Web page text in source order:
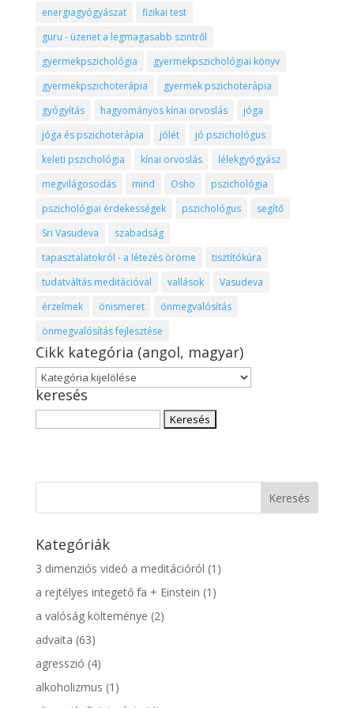
energiagyógyászat
fizikai test
guru - üzenet a legmagasabb szintről
gyermekpszichológia
gyermekpszichológiai könyv
gyermekpszichoterápia
gyermek pszichoterápia
gyógyítás
hagyományos kínai orvoslás
jóga
jóga és pszichoterápia
jólét
jó pszichológus
keleti pszichológia
kínai orvoslás
lélekgyógyász
megvilágosodás
mind Osho
pszichológia
pszichológiai érdekességek
pszichológus
segítő
Sri Vasudeva
szabadság
tapasztalatokról - a létezés öröme
tisztítókúra
tudatváltás meditációval
vallások
Vasudeva
érzelmek
önismeret
önmegvalósítás
önmegvalósítás fejlesztése
Cikk kategória (angol, magyar)
Cikk
kategória
(angol,
magyar)
keresés
Kategóriák
3 dimenziós videó a meditációról (1)
a rejtélyes integető fa + Einstein (1)
a valóság költeménye (2)
advaita (63)
agresszió (4)
alkoholizmus (1)